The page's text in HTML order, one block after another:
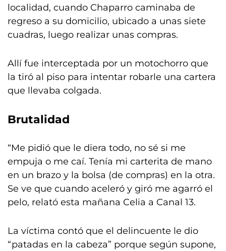
localidad, cuando Chaparro caminaba de
regreso a su domicilio, ubicado a unas siete
cuadras, luego realizar unas compras.
Allí fue interceptada por un motochorro que
la tiró al piso para intentar robarle una cartera
que llevaba colgada.
Brutalidad
“Me pidió que le diera todo, no sé si me
empuja o me caí. Tenía mi carterita de mano
en un brazo y la bolsa (de compras) en la otra.
Se ve que cuando aceleró y giró me agarró el
pelo, relató esta mañana Celia a Canal 13.
La víctima contó que el delincuente le dio
“patadas en la cabeza” porque según supone,